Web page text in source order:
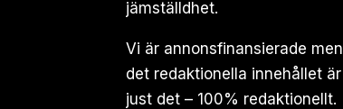
jämställdhet.
Vi är annonsfinansierade men
det redaktionella innehållet är
just det – 100% redaktionellt.